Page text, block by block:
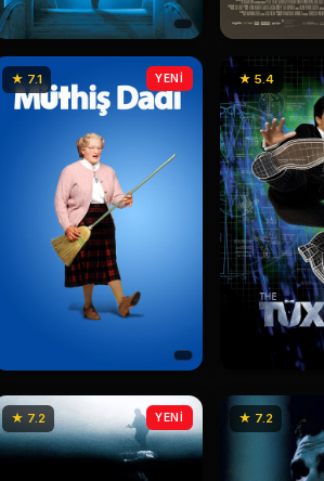
★ 7.1 YENİ ★ 5.4
★ 7.2 YENİ ★ 7.2